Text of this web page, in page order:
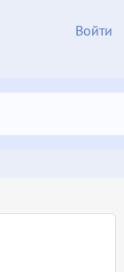
Войти